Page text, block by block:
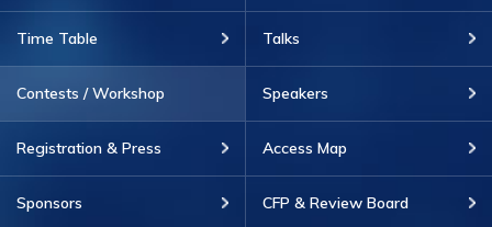
Time Table Talks
Contests / Workshop Speakers
Registration & Press Access Map
Sponsors CFP & Review Board